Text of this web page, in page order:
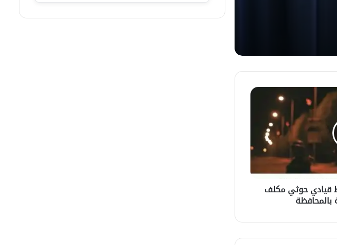
يستقبل وزير
ويؤكد أهمية تعزيز دور
مع مسؤول آسيوي سبل
قيادي حوثي مكلف
بالمحافظة